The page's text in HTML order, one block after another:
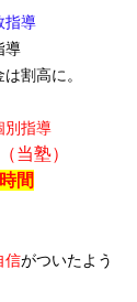
指導
導
は割高に。
別指導
当塾）
間
信がついたよう